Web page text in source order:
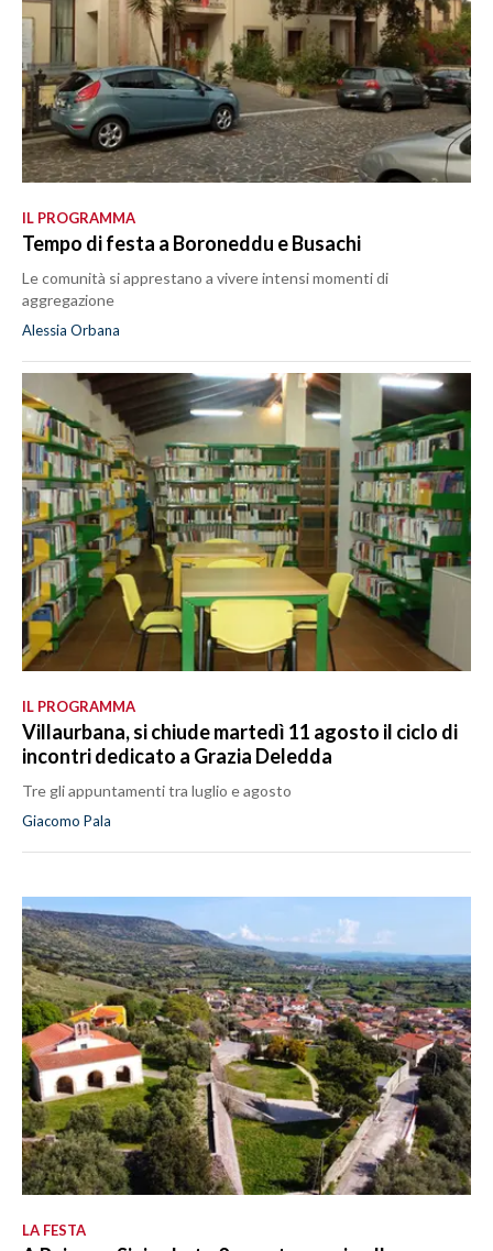
IL PROGRAMMA
Tempo di festa a Boroneddu e Busachi
Le comunità si apprestano a vivere intensi momenti di
aggregazione
Alessia Orbana
IL PROGRAMMA
Villaurbana, si chiude martedì 11 agosto il ciclo di
incontri dedicato a Grazia Deledda
Tre gli appuntamenti tra luglio e agosto
Giacomo Pala
LA FESTA